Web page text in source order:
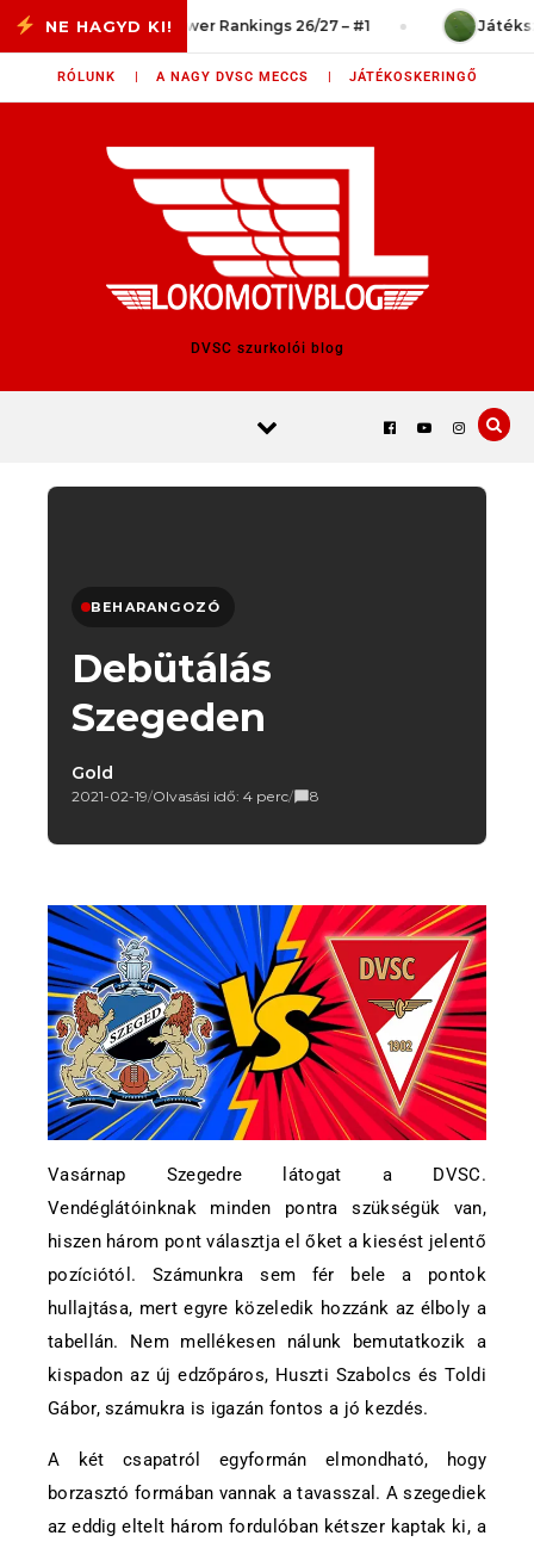
Skip to content
Power Rankings 26/27 – #1
RÓLUNK | A NAGY DVSC MECCS | JÁTÉKOSKERINGŐ
DVSC szurkolói blog
BEHARANGOZÓ
Debütálás
Szegeden
Gold
2021-02-19/Olvasási idő: 4 perc/ 8
Vasárnap Szegedre látogat a DVSC.
Vendéglátóinknak minden pontra szükségük van,
hiszen három pont választja el őket a kiesést jelentő
pozíciótól. Számunkra sem fér bele a pontok
hullajtása, mert egyre közeledik hozzánk az élboly a
tabellán. Nem mellékesen nálunk bemutatkozik a
kispadon az új edzőpáros, Huszti Szabolcs és Toldi
Gábor, számukra is igazán fontos a jó kezdés.
A két csapatról egyformán elmondható, hogy
borzasztó formában vannak a tavasszal. A szegediek
az eddig eltelt három fordulóban kétszer kaptak ki, a